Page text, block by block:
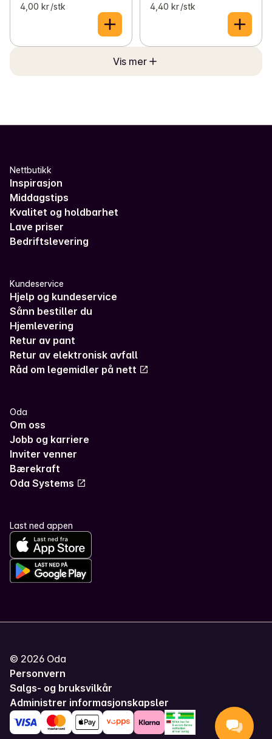
4,00 kr /stk 4,40 kr /stk
Vis mer
Nettbutikk
Inspirasjon
Middagstips
Kvalitet og holdbarhet
Lave priser
Bedriftslevering
Kundeservice
Hjelp og kundeservice
Sånn bestiller du
Hjemlevering
Retur av pant
Retur av elektronisk avfall
Råd om legemidler på nett
Oda
Om oss
Jobb og karriere
Inviter venner
Bærekraft
Oda Systems
Last ned appen
© 2026 Oda
Personvern
Salgs- og bruksvilkår
Administrer informasjonskapsler